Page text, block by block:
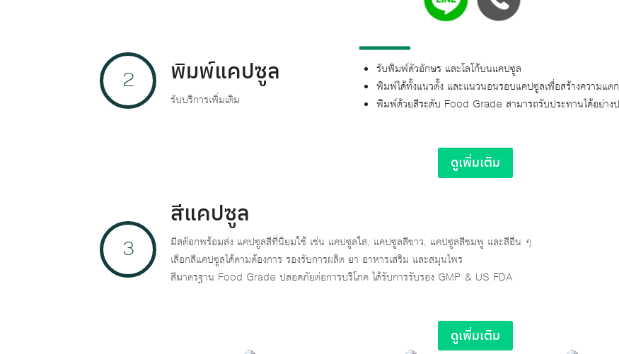
2 พิมพ์แคปซูล
รับบริการเพิ่มเติม
รับพิมพ์ตัวอักษร และโลโก้บนแคปซูล
พิมพ์ได้ทั้งแนวตั้ง และแนวนอนรอบแคปซูลเพื่อสร้างความแต
พิมพ์ด้วยสีระดับ Food Grade สามารถรับประทานได้อย่าง
ดูเพิ่มเติม
3
สีแคปซูล
มีสต๊อกพร้อมส่ง แคปซูลสีที่นิยมใช้ เช่น แคปซูลใส, แคปซูลสีขาว, แคปซูลสีชมพู และสีอื่น ๆ
เลือกสีแคปซูลได้ตามต้องการ รองรับการผลิต ยา อาหารเสริม และสมุนไพร
สีมาตรฐาน Food Grade ปลอดภัยต่อการบริโภค ได้รับการรับรอง GMP & US FDA
ดูเพิ่มเติม